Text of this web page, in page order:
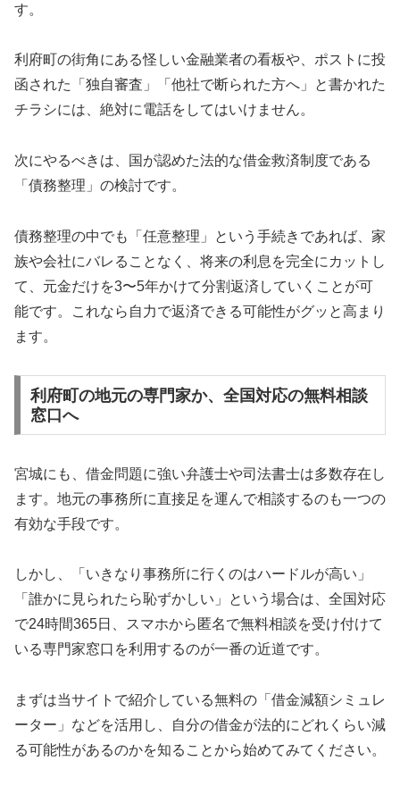
す。
利府町の街角にある怪しい金融業者の看板や、ポストに投
函された「独自審査」「他社で断られた方へ」と書かれた
チラシには、絶対に電話をしてはいけません。
次にやるべきは、国が認めた法的な借金救済制度である
「債務整理」の検討です。
債務整理の中でも「任意整理」という手続きであれば、家
族や会社にバレることなく、将来の利息を完全にカットし
て、元金だけを3〜5年かけて分割返済していくことが可
能です。これなら自力で返済できる可能性がグッと高まり
ます。
利府町の地元の専門家か、全国対応の無料相談
窓口へ
宮城にも、借金問題に強い弁護士や司法書士は多数存在し
ます。地元の事務所に直接足を運んで相談するのも一つの
有効な手段です。
しかし、「いきなり事務所に行くのはハードルが高い」
「誰かに見られたら恥ずかしい」という場合は、全国対応
で24時間365日、スマホから匿名で無料相談を受け付けて
いる専門家窓口を利用するのが一番の近道です。
まずは当サイトで紹介している無料の「借金減額シミュレ
ーター」などを活用し、自分の借金が法的にどれくらい減
る可能性があるのかを知ることから始めてみてください。